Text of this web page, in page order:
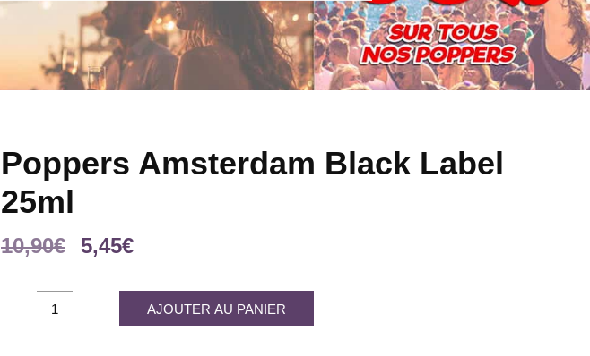
Poppers Amsterdam Black Label
25ml
10,90€
Le
initial
5,45€Le
actuel
est :
Poppers
Amsterdam
AJOUTER AU PANIER